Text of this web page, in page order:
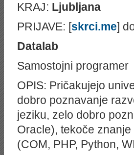
KRAJ: Ljubljana
PRIJAVE: [skrci.me]
Datalab
Samostojni programer
OPIS: Pričakujejo
dobro poznavanje
jeziku, zelo dobro
Oracle), tekoče
(COM, PHP, Python,